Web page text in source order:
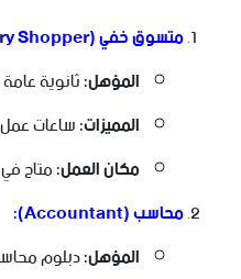
متسوق خفي (Mystery Shopper):
المؤهل:ثانوية
المميزات:ساعات
مكان العمل:متاح في
محاسب (Accountant):
المؤهل:دبلوم